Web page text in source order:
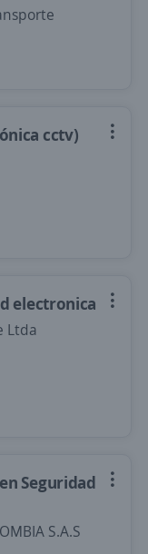
cctv)
electronica
Ltda
Seguridad
S.A.S